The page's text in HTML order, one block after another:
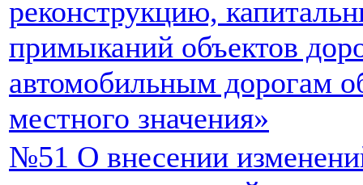
реконструкцию,
примыканий объектов
автомобильным дорогам
местного значения»
№51 О внесении